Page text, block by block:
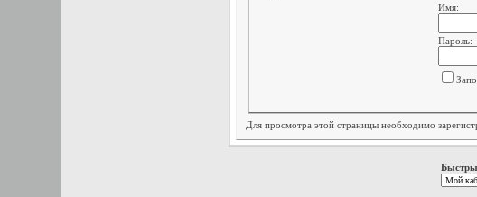
Имя:
Пароль:
Для просмотра этой страницы необходимо